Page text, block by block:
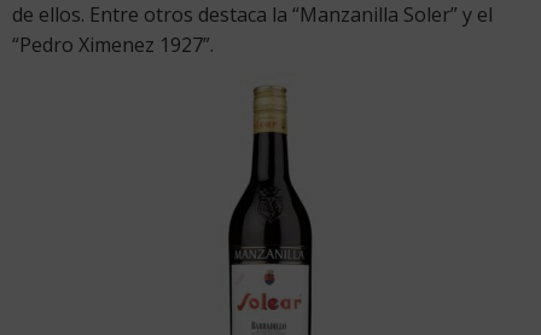
de ellos. Entre otros destaca la “Manzanilla Soler” y el
“Pedro Ximenez 1927”.